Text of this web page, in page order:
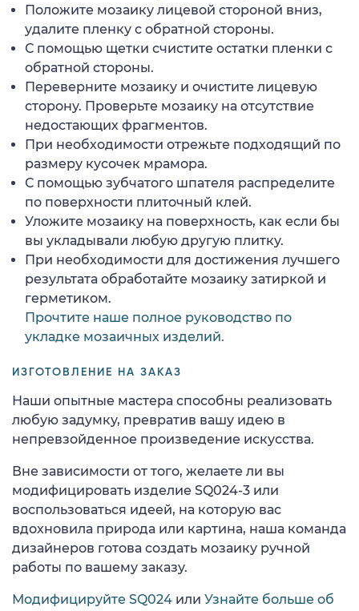
Положите мозаику лицевой стороной вниз,
удалите пленку с обратной стороны.
С помощью щетки счистите остатки пленки с
обратной стороны.
Переверните мозаику и очистите лицевую
сторону. Проверьте мозаику на отсутствие
недостающих фрагментов.
При необходимости отрежьте подходящий по
размеру кусочек мрамора.
С помощью зубчатого шпателя распределите
по поверхности плиточный клей.
Уложите мозаику на поверхность, как если бы
вы укладывали любую другую плитку.
При необходимости для достижения лучшего
результата обработайте мозаику затиркой и
герметиком.
Прочтите наше полное руководство по
укладке мозаичных изделий.
ИЗГОТОВЛЕНИЕ НА ЗАКАЗ
Наши опытные мастера способны реализовать
любую задумку, превратив вашу идею в
непревзойденное произведение искусства.
Вне зависимости от того, желаете ли вы
модифицировать изделие SQ024-3 или
воспользоваться идеей, на которую вас
вдохновила природа или картина, наша команда
дизайнеров готова создать мозаику ручной
работы по вашему заказу.
Модифицируйте SQ024 или Узнайте больше об